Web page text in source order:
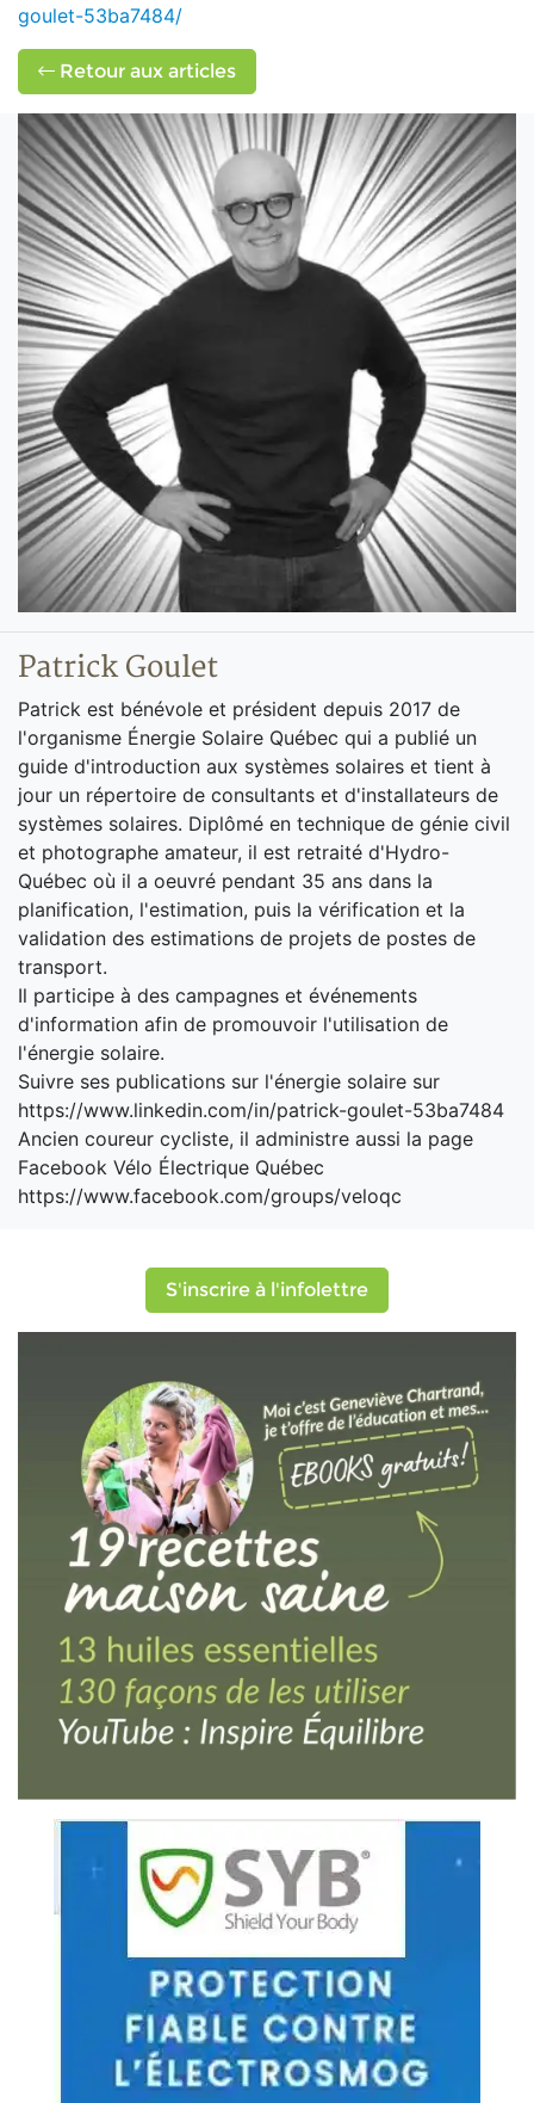
goulet-53ba7484/
Retour aux articles
Patrick Goulet
Patrick est bénévole et président depuis 2017 de
l'organisme Énergie Solaire Québec qui a publié un
guide d'introduction aux systèmes solaires et tient à
jour un répertoire de consultants et d'installateurs de
systèmes solaires. Diplômé en technique de génie civil
et photographe amateur, il est retraité d'Hydro-
Québec où il a oeuvré pendant 35 ans dans la
planification, l'estimation, puis la vérification et la
validation des estimations de projets de postes de
transport.
Il participe à des campagnes et événements
d'information afin de promouvoir l'utilisation de
l'énergie solaire.
Suivre ses publications sur l'énergie solaire sur
https://www.linkedin.com/in/patrick-goulet-53ba7484
Ancien coureur cycliste, il administre aussi la page
Facebook Vélo Électrique Québec
https://www.facebook.com/groups/veloqc
S'inscrire à l'infolettre